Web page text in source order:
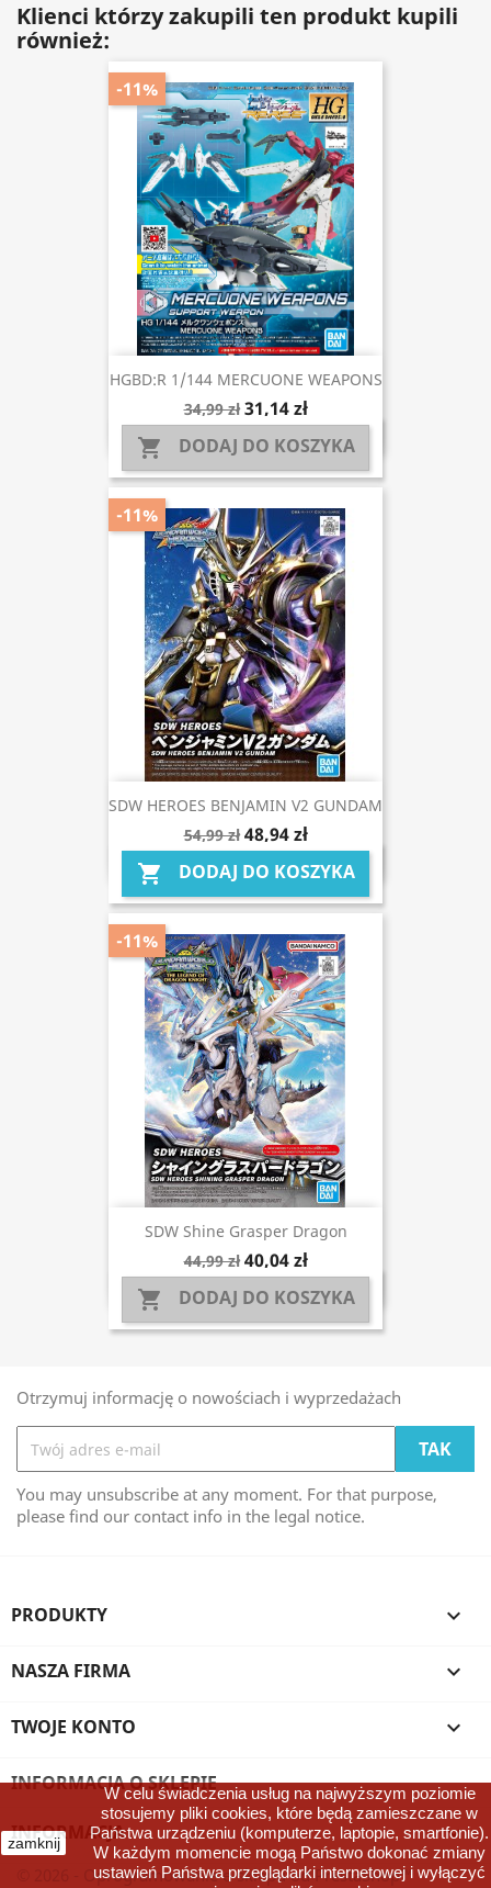
Klienci którzy zakupili ten produkt kupili
również:
HGBD:R 1/144 MERCUONE WEAPONS
34,99 zł 31,14 zł
 DODAJ DO KOSZYKA
-11%
SDW HEROES BENJAMIN V2 GUNDAM
54,99 zł 48,94 zł
 DODAJ DO KOSZYKA
-11%
SDW Shine Grasper Dragon
44,99 zł 40,04 zł
 DODAJ DO KOSZYKA
-11%
Otrzymuj informację o nowościach i wyprzedażach
You may unsubscribe at any moment. For that purpose,
please find our contact info in the legal notice.
PRODUKTY 
NASZA FIRMA 
TWOJE KONTO 
INFORMACJA O SKLEPIE
INFORMACJA 
zamknij
W celu świadczenia usług na najwyższym poziomie
stosujemy pliki cookies, które będą zamieszczane w
Państwa urządzeniu (komputerze, laptopie, smartfonie).
W każdym momencie mogą Państwo dokonać zmiany
ustawień Państwa przeglądarki internetowej i wyłączyć
© 2026 - Oprogramowanie e-sklepu od PrestaShop™